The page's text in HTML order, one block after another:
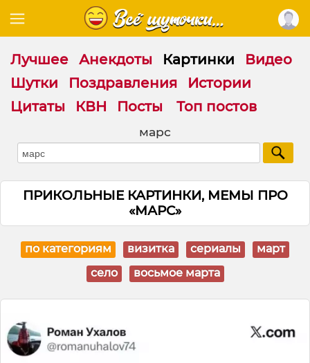
Лучшее Анекдоты Картинки
Видео
Шутки
Поздравления
Истории
Цитаты
КВН Посты Топ постов
марс
ПРИКОЛЬНЫЕ КАРТИНКИ, МЕМЫ ПРО
«МАРС»
по категориям визитка сериалы
март
село
восьмое марта